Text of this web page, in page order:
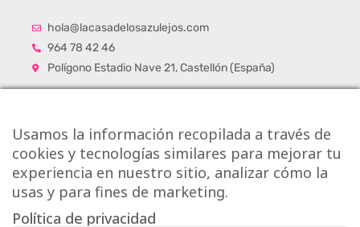
hola@lacasadelosazulejos.com
964 78 42 46
Polígono Estadio Nave 21, Castellón (España)
Usamos la información recopilada a través de
cookies y tecnologías similares para mejorar tu
experiencia en nuestro sitio, analizar cómo la
usas y para fines de marketing.
Política de privacidad